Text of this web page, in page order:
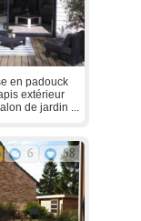
en padouck
extérieur
de jardin ...
6 68